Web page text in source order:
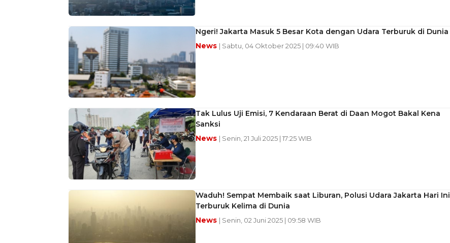
Ngeri! Jakarta Masuk 5 Besar Kota dengan Udara Terburuk di Dunia
News | Sabtu, 04 Oktober 2025 | 09:40 WIB
Tak Lulus Uji Emisi, 7 Kendaraan Berat di Daan Mogot Bakal Kena
Sanksi
News | Senin, 21 Juli 2025 | 17:25 WIB
Waduh! Sempat Membaik saat Liburan, Polusi Udara Jakarta Hari Ini
Terburuk Kelima di Dunia
News | Senin, 02 Juni 2025 | 09:58 WIB